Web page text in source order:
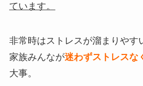
ています。
非常時はストレスが溜まりやす
家族みんなが迷わずストレスな
大事。